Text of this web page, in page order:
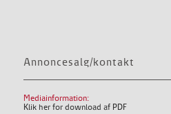
Annoncesalg/kontakt
Mediainformation:
Klik her for download af PDF